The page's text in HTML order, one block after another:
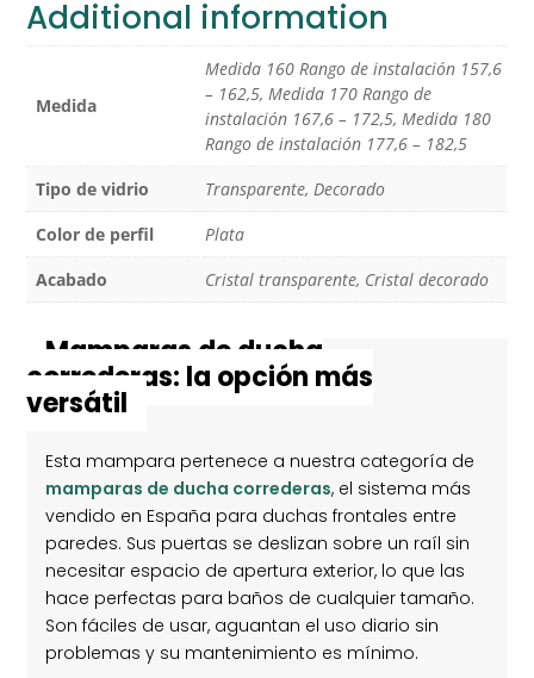
r
a
c
a
r
e
n
T
w
i
t
t
e
r
S
e
a
r
e
u
a
v
e
n
t
a
a
n
u
e
v
r
a
c
r
e
n
F
a
c
e
b
o
o
(
S
e
b
r
n
n
a
v
e
n
t
n
a
n
u
e
r
a
c
r
P
i
n
t
e
t
(
S
e
e
n
u
n
a
v
e
n
t
a
n
a
n
u
Additional information
Medida
Medida 160 Rango de instalación 157,6
– 162,5, Medida 170 Rango de
instalación 167,6 – 172,5, Medida 180
Rango de instalación 177,6 – 182,5
Tipo de vidrio
Transparente, Decorado
Color de perfil
Plata
Acabado
Cristal transparente, Cristal decorado
Mamparas de ducha
correderas: la opción más
versátil
Esta mampara pertenece a nuestra categoría de
mamparas de ducha correderas, el sistema más
vendido en España para duchas frontales entre
paredes. Sus puertas se deslizan sobre un raíl sin
necesitar espacio de apertura exterior, lo que las
hace perfectas para baños de cualquier tamaño.
Son fáciles de usar, aguantan el uso diario sin
problemas y su mantenimiento es mínimo.